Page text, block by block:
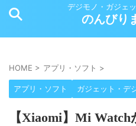
デジモノ・ガジェ
のんびり
HOME > アプリ・ソフト >
アプリ・ソフト ガジェット・デ
【Xiaomi】Mi